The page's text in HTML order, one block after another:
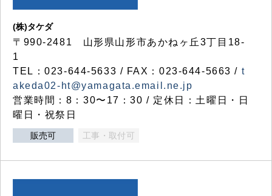
(株)タケダ
〒990-2481 山形県山形市あかねヶ丘3丁目18-
1
TEL：023-644-5633 / FAX：023-644-5663 / t
akeda02-ht@yamagata.email.ne.jp
営業時間：8：30〜17：30 / 定休日：土曜日・日
曜日・祝祭日
販売可 工事・取付可